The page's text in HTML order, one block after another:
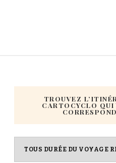
TROUVEZ
CARTOCYCLO QUI
CORRESPOND